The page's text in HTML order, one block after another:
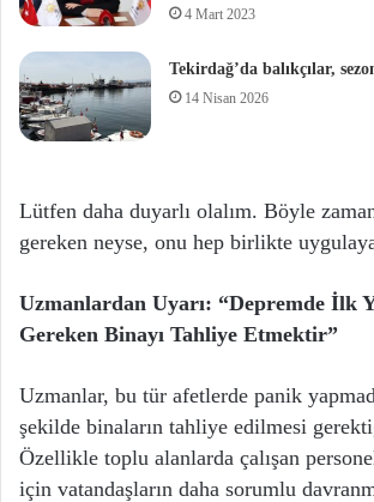
4 Mart 2023
Tekirdağ’da balıkçılar,
14 Nisan 2026
Lütfen daha duyarlı olalım. Böyle
gereken neyse, onu hep birlikte
Uzmanlardan Uyarı: “Depremde İlk
Gereken Binayı Tahliye Etmektir”
Uzmanlar, bu tür afetlerde panik
şekilde binaların tahliye edilmesi
Özellikle toplu alanlarda çalışan
için vatandaşların daha sorumlu